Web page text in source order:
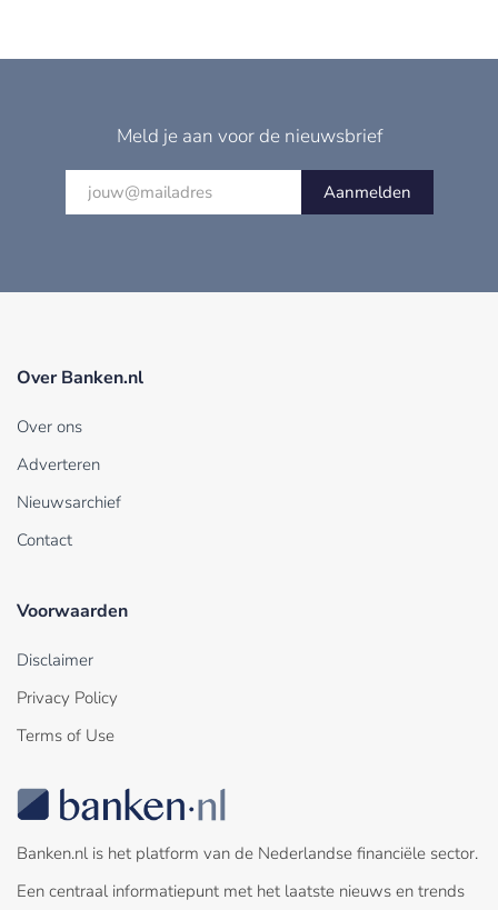
Meld je aan voor de nieuwsbrief
Aanmelden
Over Banken.nl
Over ons
Adverteren
Nieuwsarchief
Contact
Voorwaarden
Disclaimer
Privacy Policy
Terms of Use
Banken.nl is het platform van de Nederlandse financiële sector.
Een centraal informatiepunt met het laatste nieuws en trends